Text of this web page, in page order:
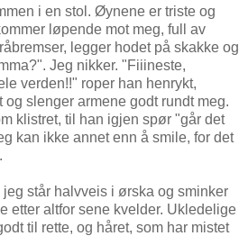
i en stol. Øynene er triste og
løpende mot meg, full av
legger hodet på skakke og
Jeg nikker. "Fiiineste,
verden!!" roper han henrykt,
og slenger armene godt rundt meg.
klistret, til han igjen spør "går det
kan ikke annet enn å smile, for det
står halvveis i ørska og sminker
etter altfor sene kvelder. Ukledelige
til rette, og håret, som har mistet